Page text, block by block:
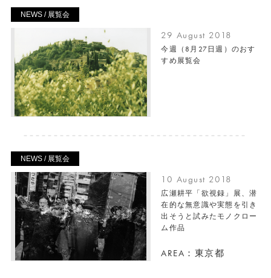
NEWS / 展覧会
29 August 2018
今週（8月27日週）のおす
すめ展覧会
NEWS / 展覧会
10 August 2018
広瀬耕平「欲視録」展、潜
在的な無意識や実態を引き
出そうと試みたモノクロー
ム作品
AREA：東京都